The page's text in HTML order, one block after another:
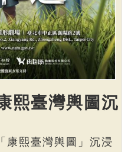
熙臺灣輿圖沉
康熙臺灣輿圖」沉浸